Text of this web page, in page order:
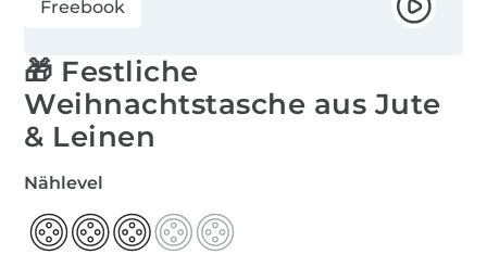
Freebook
🎁 Festliche
Weihnachtstasche aus Jute
& Leinen
Nählevel